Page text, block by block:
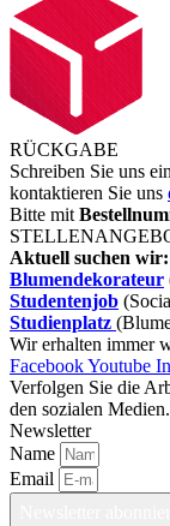
RÜCKGABE
Schreiben Sie uns
kontaktieren Sie uns
Bitte mit
Aktuell suchen wir:
Blumendekorateur
Studentenjob
Studienplatz
Wir erhalten immer
FacebookYoutube
Verfolgen Sie die
den sozialen Medien.
Newsletter
Name
Email